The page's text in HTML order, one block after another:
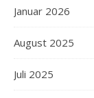
Januar 2026
August 2025
Juli 2025